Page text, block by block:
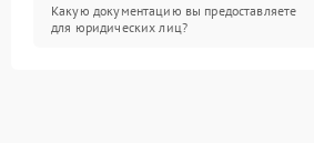
Какую документацию вы предоставляете
для юридических лиц?